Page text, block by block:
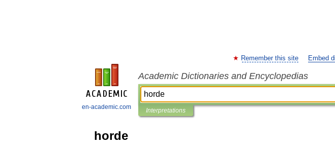
en-academic.com
Remember this site Embed
Academic Dictionaries and Encyclopedias
Interpretations
horde